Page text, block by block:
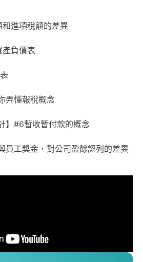
進項稅額的差異
負債表
弄懂報稅概念
】#6暫收暫付款的概念
員工獎金，對公司盈餘認列的差異